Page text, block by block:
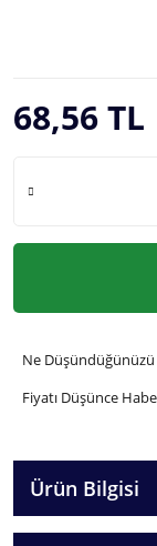
68,56 TL
Ne Düşündüğünüzü
Fiyatı Düşünce
Ürün Bilgisi